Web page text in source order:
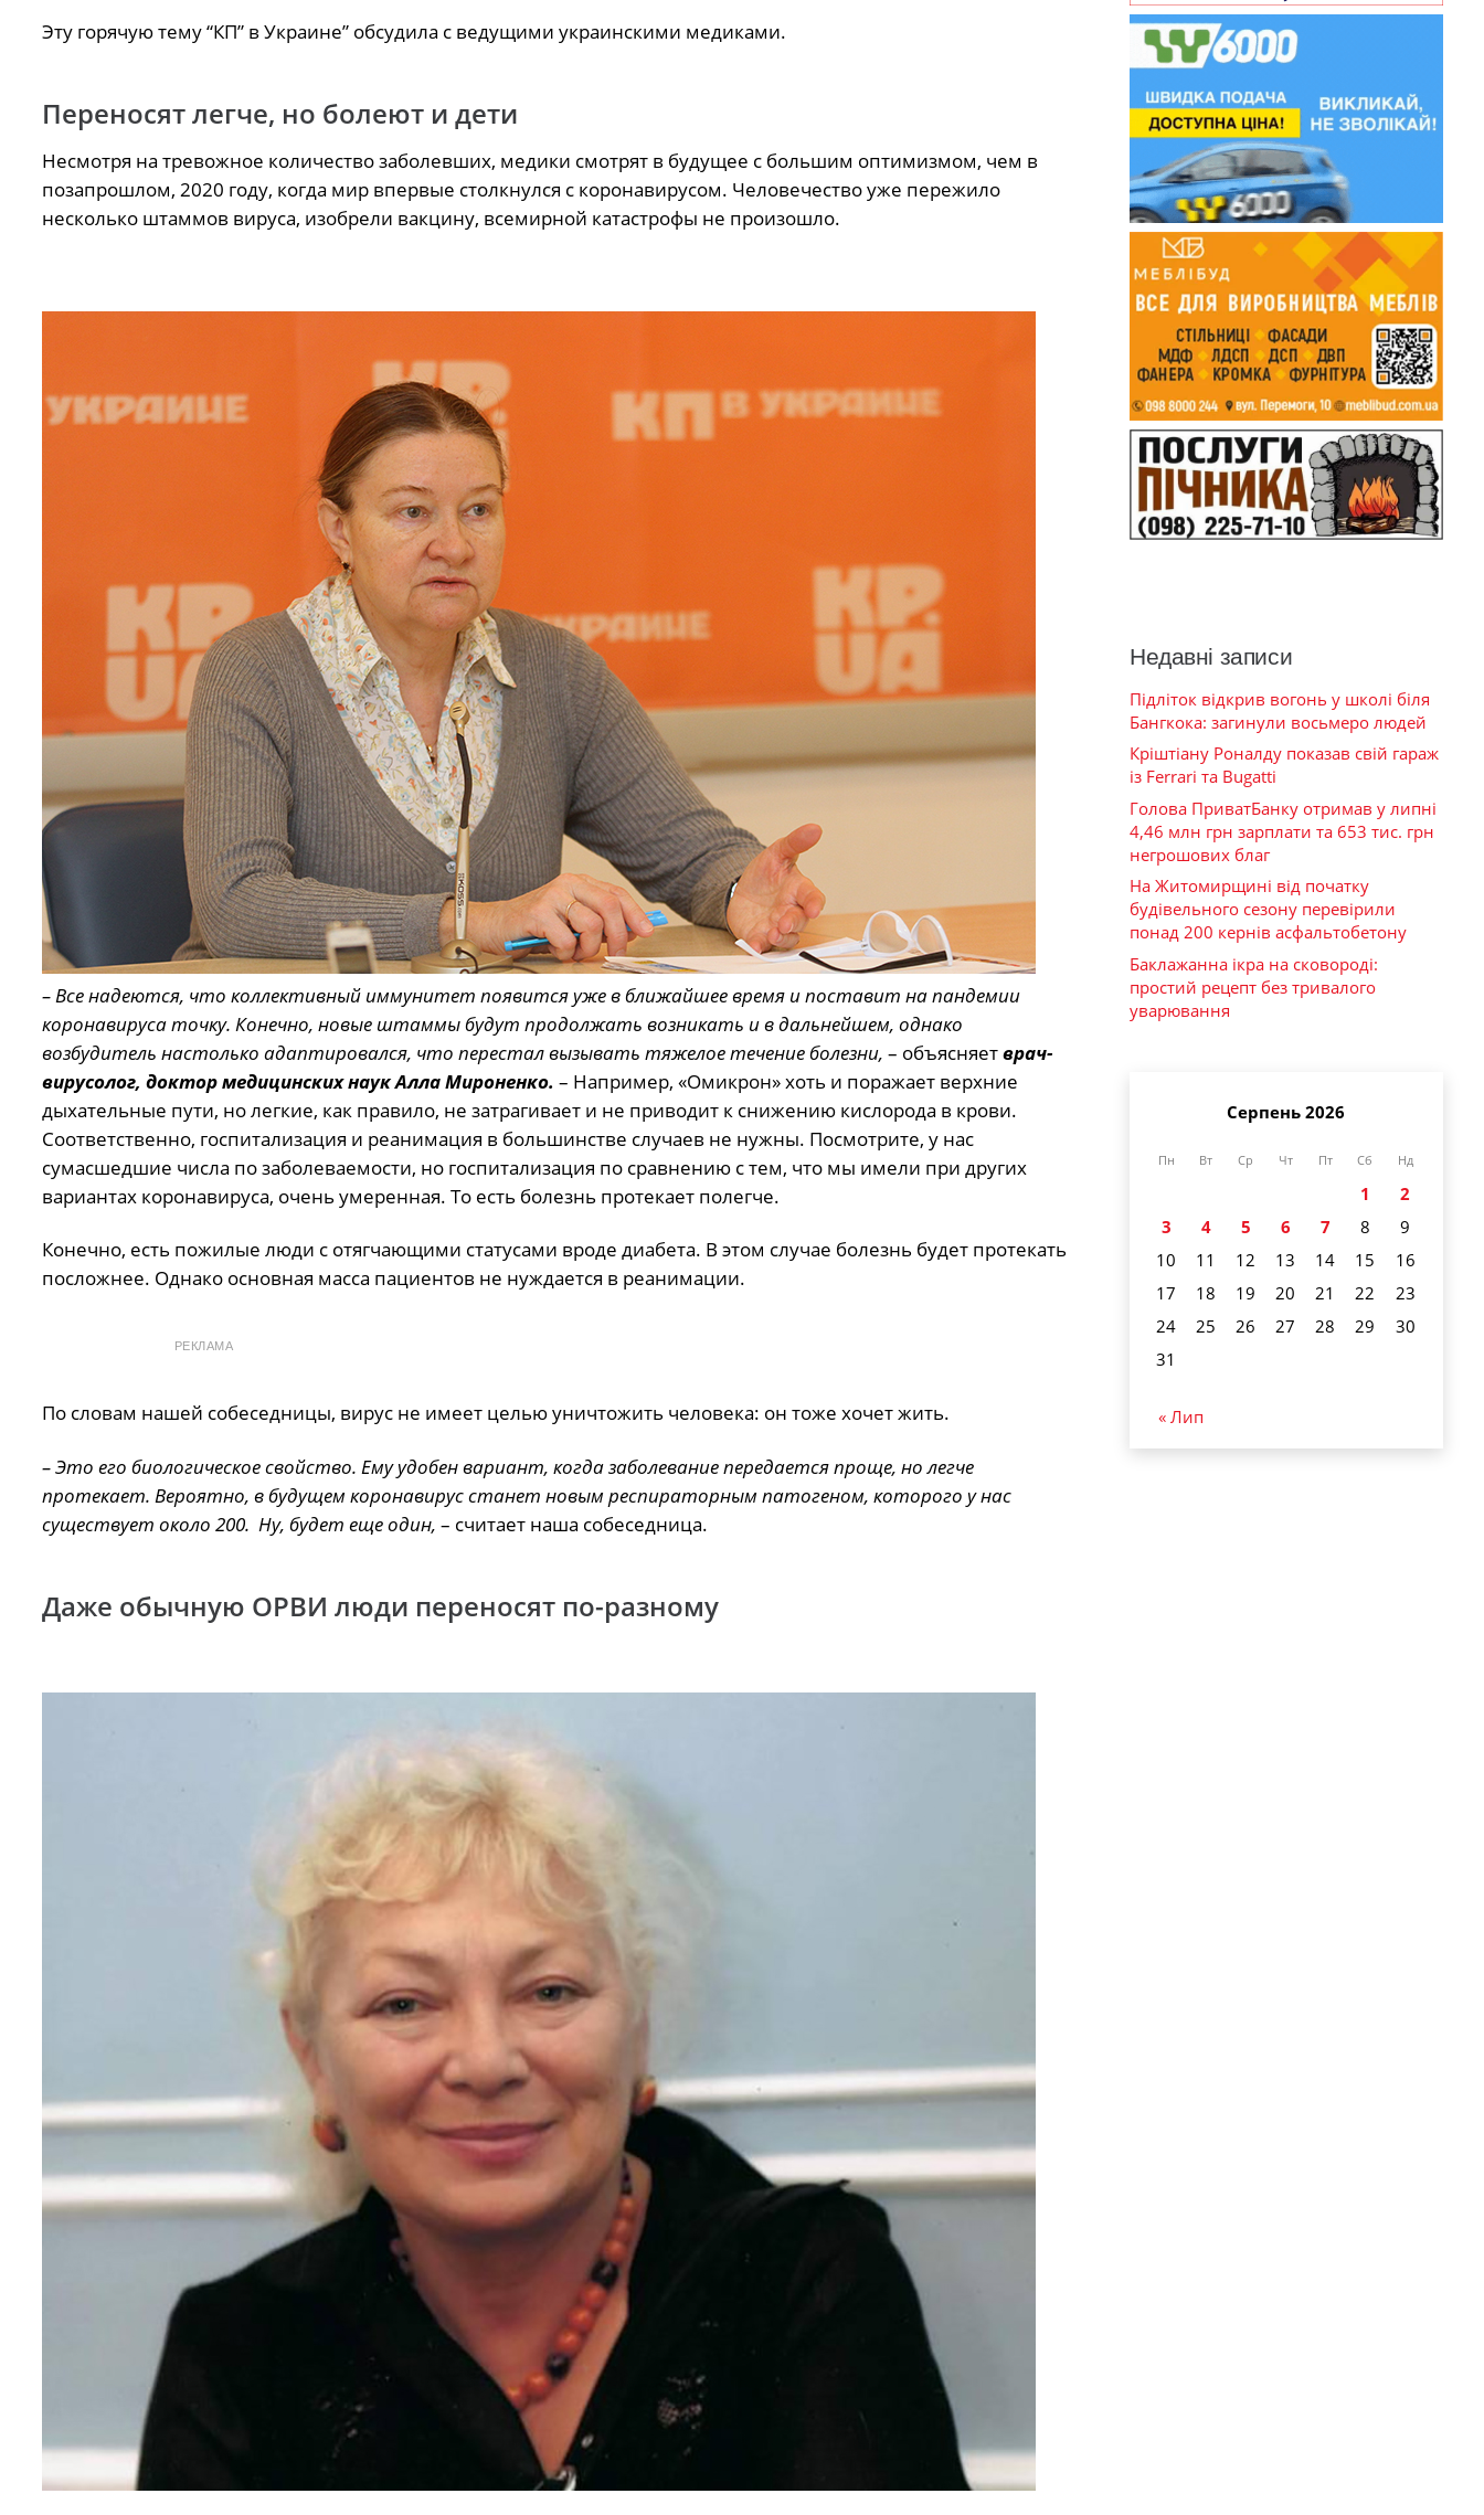
Эту горячую тему “КП” в Украине” обсудила с ведущими украинскими медиками.
Переносят легче, но болеют и дети
Несмотря на тревожное количество заболевших, медики смотрят в будущее с большим оптимизмом, чем в
позапрошлом, 2020 году, когда мир впервые столкнулся с коронавирусом. Человечество уже пережило
несколько штаммов вируса, изобрели вакцину, всемирной катастрофы не произошло.
– Все надеются, что коллективный иммунитет появится уже в ближайшее время и поставит на пандемии
коронавируса точку. Конечно, новые штаммы будут продолжать возникать и в дальнейшем, однако
возбудитель настолько адаптировался, что перестал вызывать тяжелое течение болезни, – объясняетврач-
вирусолог, доктор медицинских наук Алла Мироненко. – Например, «Омикрон» хоть и поражает верхние
дыхательные пути, но легкие, как правило, не затрагивает и не приводит к снижению кислорода в крови.
Соответственно, госпитализация и реанимация в большинстве случаев не нужны. Посмотрите, у нас
сумасшедшие числа по заболеваемости, но госпитализация по сравнению с тем, что мы имели при других
вариантах коронавируса, очень умеренная. То есть болезнь протекает полегче.
Конечно, есть пожилые люди с отягчающими статусами вроде диабета. В этом случае болезнь будет протекать
посложнее. Однако основная масса пациентов не нуждается в реанимации.
РЕКЛАМА
По словам нашей собеседницы, вирус не имеет целью уничтожить человека: он тоже хочет жить.
– Это его биологическое свойство. Ему удобен вариант, когда заболевание передается проще, но легче
протекает. Вероятно, в будущем коронавирус станет новым респираторным патогеном, которого у нас
существует около 200. Ну, будет еще один, – считает наша собеседница.
Даже обычную ОРВИ люди переносят по-разному
Недавні записи
Підліток відкрив вогонь у школі біля
Бангкока: загинули восьмеро людей
Кріштіану Роналду показав свій гараж
із Ferrari та Bugatti
Голова ПриватБанку отримав у липні
4,46 млн грн зарплати та 653 тис. грн
негрошових благ
На Житомирщині від початку
будівельного сезону перевірили
понад 200 кернів асфальтобетону
Баклажанна ікра на сковороді:
простий рецепт без тривалого
уварювання
Серпень 2026
Пн Вт Ср Чт Пт Сб Нд
1
2
3
4 5 6 7 8
9
10
11 12 13 14 15
16
17
18 19 20 21 22
23
24
25 26 27 28 29
30
31
« Лип